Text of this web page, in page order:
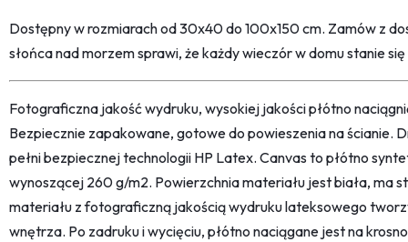
Dostępny w rozmiarach od 30x40 do 100x150 cm. Zamów z
słońca nad morzem sprawi, że każdy wieczór w domu stanie
Fotograficzna jakość wydruku, wysokiej jakości płótno
Bezpiecznie zapakowane, gotowe do powieszenia na ścianie.
pełni bezpiecznej technologii HP Latex. Canvas to płótno
wynoszącej 260 g/m2. Powierzchnia materiału jest biała, ma
materiału z fotograficzną jakością wydruku lateksowego
wnętrza. Po zadruku i wycięciu, płótno naciągane jest na